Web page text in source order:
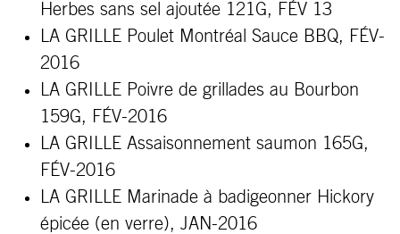
Herbes sans sel ajoutée 121G, FÉV 13
LA GRILLE Poulet Montréal Sauce BBQ, FÉV-
2016
LA GRILLE Poivre de grillades au Bourbon
159G, FÉV-2016
LA GRILLE Assaisonnement saumon 165G,
FÉV-2016
LA GRILLE Marinade à badigeonner Hickory
épicée (en verre), JAN-2016